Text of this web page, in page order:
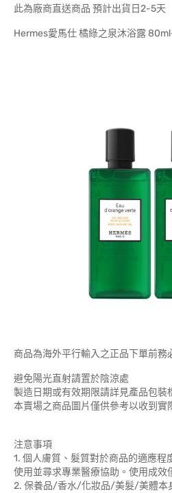
此為廠商直送商品 預計出貨日2-5天
Hermes愛馬仕 橘綠之泉沐浴露
商品為海外平行輸入之正品下單前務
避免陽光直射請置於陰涼處
製造日期或有效期限請詳見產品包裝
本賣場之商品圖片僅供參考以收到實
注意事項
1. 個人膚質、髮質對於商品的適應程
使用並尋求專業醫療協助。使用成效
2. 保養品/香水/化妝品/美髮/美體本